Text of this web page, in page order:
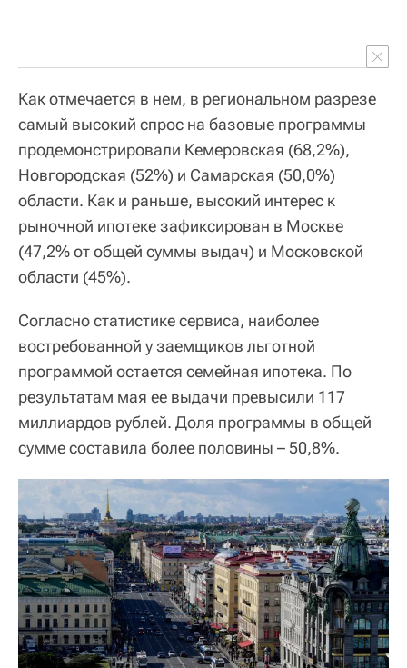
Как отмечается в нем, в региональном разрезе
самый высокий спрос на базовые программы
продемонстрировали Кемеровская (68,2%),
Новгородская (52%) и Самарская (50,0%)
области. Как и раньше, высокий интерес к
рыночной ипотеке зафиксирован в Москве
(47,2% от общей суммы выдач) и Московской
области (45%).
Согласно статистике сервиса, наиболее
востребованной у заемщиков льготной
программой остается семейная ипотека. По
результатам мая ее выдачи превысили 117
миллиардов рублей. Доля программы в общей
сумме составила более половины – 50,8%.